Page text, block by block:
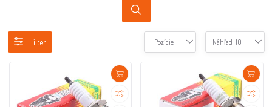
Filter Pozície Náhľad 10